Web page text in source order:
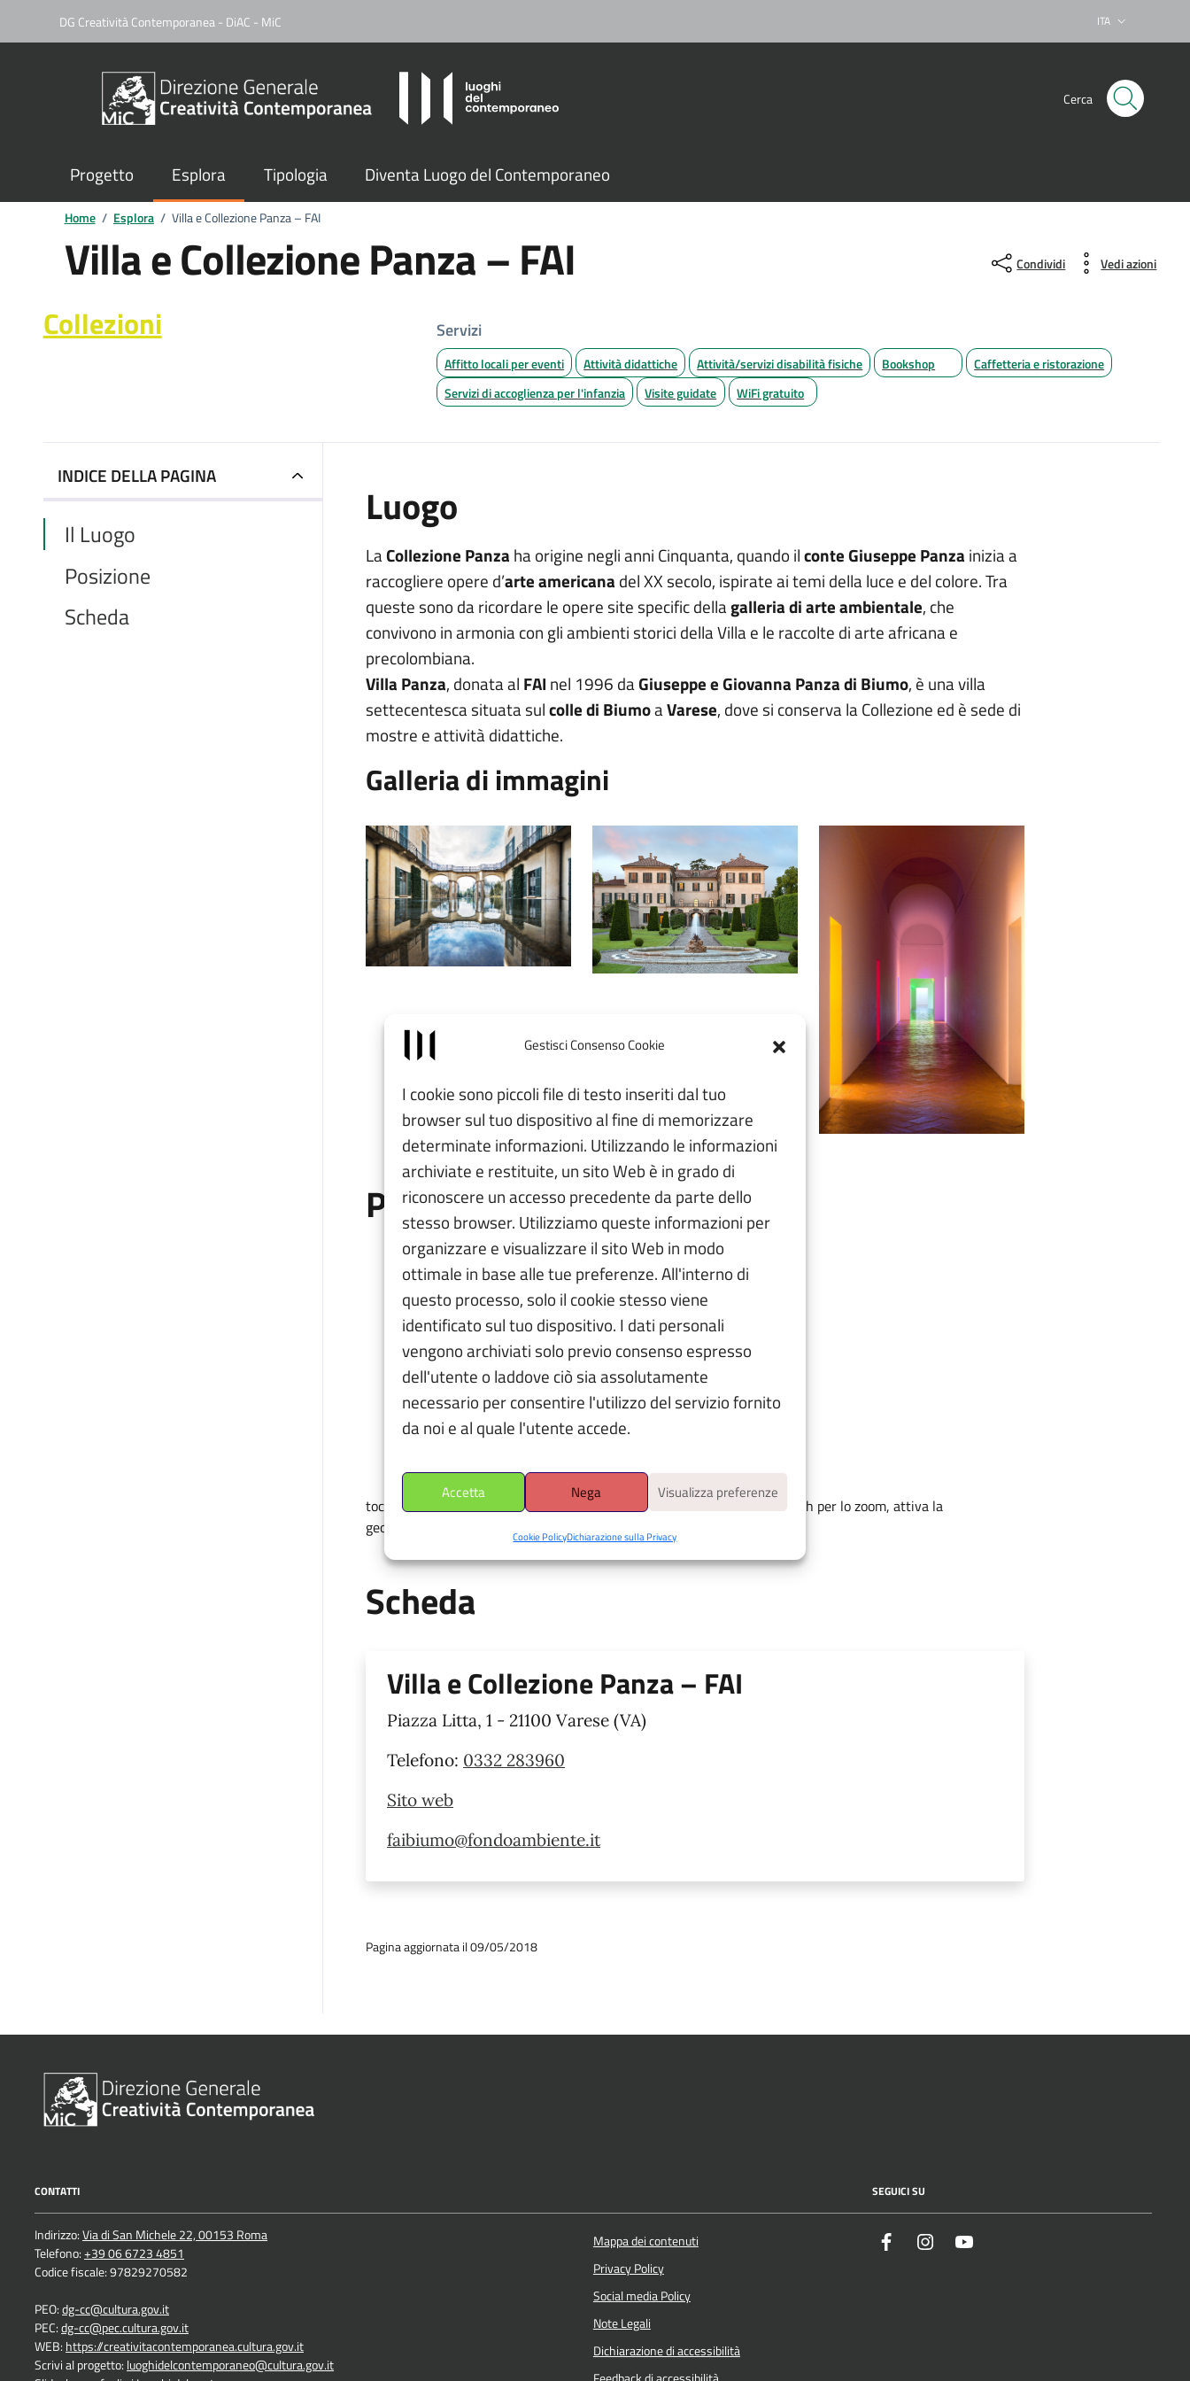
Gestisci Consenso Cookie
I cookie sono piccoli file di testo inseriti dal tuo
browser sul tuo dispositivo al fine di memorizzare
determinate informazioni. Utilizzando le informazioni
archiviate e restituite, un sito Web è in grado di
riconoscere un accesso precedente da parte dello
stesso browser. Utilizziamo queste informazioni per
organizzare e visualizzare il sito Web in modo
ottimale in base alle tue preferenze. All'interno di
questo processo, solo il cookie stesso viene
identificato sul tuo dispositivo. I dati personali
vengono archiviati solo previo consenso espresso
dell'utente o laddove ciò sia assolutamente
necessario per consentire l'utilizzo del servizio fornito
da noi e al quale l'utente accede.
Accetta Nega Visualizza preferenze
Cookie PolicyDichiarazione sulla Privacy
DG Creatività Contemporanea - DiAC - MiC Lingua attiva:
ITA
Cerca
Progetto Esplora Tipologia Diventa Luogo del Contemporaneo
Home / Esplora / Villa e Collezione Panza – FAI
Villa e Collezione Panza – FAI Condividi Vedi azioni
Collezioni Servizi
Affitto locali per eventi Attività didattiche Attività/servizi disabilità fisiche Bookshop
Caffetteria e ristorazione
Servizi di accoglienza per l'infanzia
Visite guidate WiFi gratuito
INDICE DELLA PAGINA
Il Luogo
Posizione
Scheda
Luogo
LaCollezione Panza ha origine negli anni Cinquanta, quando ilconte Giuseppe Panza inizia a
raccogliere opere d’arte americana del XX secolo, ispirate ai temi della luce e del colore. Tra
queste sono da ricordare le opere site specific dellagalleria di arte ambientale, che
convivono in armonia con gli ambienti storici della Villa e le raccolte di arte africana e
precolombiana.
Villa Panza, donata al FAI nel 1996 daGiuseppe e Giovanna Panza di Biumo, è una villa
settecentesca situata sulcolle di BiumoaVarese, dove si conserva la Collezione ed è sede di
mostre e attività didattiche.
Galleria di immagini
Posizione
Villa e Collezione Panza –
FAI
Piazza Litta, 1 - 21100
Apri il navigatore
È richiesto il consenso alla
geolocalizzazione.
tocca i marcatori colorati per i dettagli, muovi la mappa con due dita, pinch per lo zoom, attiva la
geolocalizzazione per avere la tua posizione
Scheda
Villa e Collezione Panza – FAI
Piazza Litta, 1 - 21100 Varese (VA)
Telefono: 0332 283960
Sito web
faibiumo@fondoambiente.it
Pagina aggiornata il 09/05/2018
CONTATTI
Indirizzo:Via di San Michele 22, 00153 Roma
Telefono:+39 06 6723 4851
Codice fiscale: 97829270582
PEO:dg-cc@cultura.gov.it
PEC:dg-cc@pec.cultura.gov.it
WEB: https://creativitacontemporanea.cultura.gov.it
Scrivi al progetto: luoghidelcontemporaneo@cultura.gov.it
Mappa dei contenuti
Privacy Policy
Social media Policy
Note Legali
Dichiarazione di accessibilità
SEGUICI SU
Facebook Instagram